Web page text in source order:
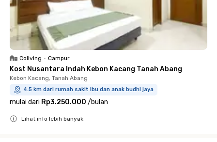
Coliving • Campur
Kost Nusantara Indah Kebon Kacang Tanah Abang
Kebon Kacang, Tanah Abang
4.5 km dari rumah sakit ibu dan anak budhi jaya
mulai dari Rp3.250.000 /bulan
Lihat info lebih banyak